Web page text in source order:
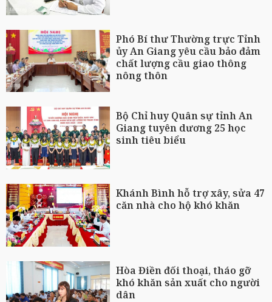
Phó Bí thư Thường trực Tỉnh
ủy An Giang yêu cầu bảo đảm
chất lượng cầu giao thông
nông thôn
Bộ Chỉ huy Quân sự tỉnh An
Giang tuyên dương 25 học
sinh tiêu biểu
Khánh Bình hỗ trợ xây, sửa 47
căn nhà cho hộ khó khăn
Hòa Điền đối thoại, tháo gỡ
khó khăn sản xuất cho người
dân